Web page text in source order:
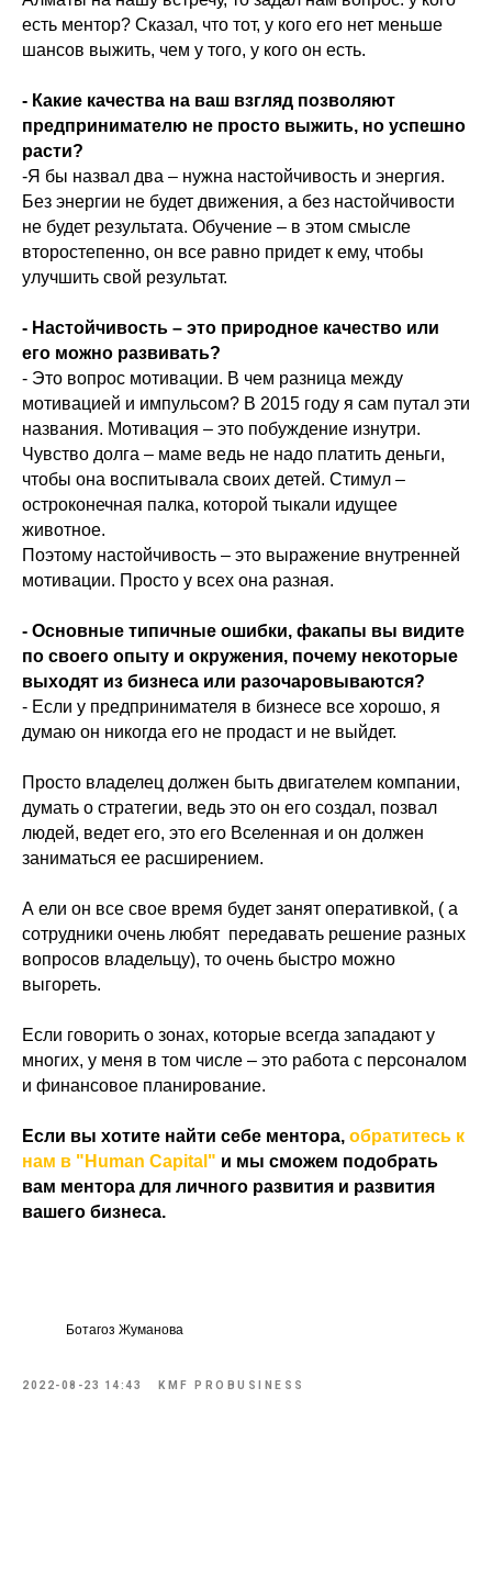
есть ментор? Сказал, что тот, у кого его нет меньше
шансов выжить, чем у того, у кого он есть.
- Какие качества на ваш взгляд позволяют
предпринимателю не просто выжить, но успешно
расти?
-Я бы назвал два – нужна настойчивость и энергия.
Без энергии не будет движения, а без настойчивости
не будет результата. Обучение – в этом смысле
второстепенно, он все равно придет к ему, чтобы
улучшить свой результат.
- Настойчивость – это природное качество или
его можно развивать?
- Это вопрос мотивации. В чем разница между
мотивацией и импульсом? В 2015 году я сам путал эти
названия. Мотивация – это побуждение изнутри.
Чувство долга – маме ведь не надо платить деньги,
чтобы она воспитывала своих детей. Стимул –
остроконечная палка, которой тыкали идущее
животное.
Поэтому настойчивость – это выражение внутренней
мотивации. Просто у всех она разная.
- Основные типичные ошибки, факапы вы видите
по своего опыту и окружения, почему некоторые
выходят из бизнеса или разочаровываются?
- Если у предпринимателя в бизнесе все хорошо, я
думаю он никогда его не продаст и не выйдет.
Просто владелец должен быть двигателем компании,
думать о стратегии, ведь это он его создал, позвал
людей, ведет его, это его Вселенная и он должен
заниматься ее расширением.
А ели он все свое время будет занят оперативкой, ( а
сотрудники очень любят передавать решение разных
вопросов владельцу), то очень быстро можно
выгореть.
Если говорить о зонах, которые всегда западают у
многих, у меня в том числе – это работа с персоналом
и финансовое планирование.
Если вы хотите найти себе ментора, обратитесь к
нам в "Human Capital" и мы сможем подобрать
вам ментора для личного развития и развития
вашего бизнеса.
Ботагоз Жуманова
2022-08-23 14:43 KMF PROBUSINESS